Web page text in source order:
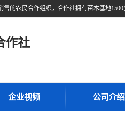
作社
企业视频 公司介绍